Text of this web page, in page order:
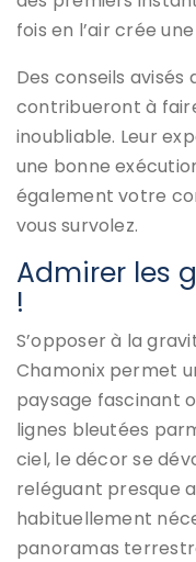
fois en l’air crée
Des conseils avisés
contribueront à
inoubliable. Leur
une bonne
également votre
vous survolez.
Admirer les
!
S’opposer à la
Chamonix permet
paysage fascinant
lignes bleutées
ciel, le décor se
reléguant presque
habituellement
panoramas